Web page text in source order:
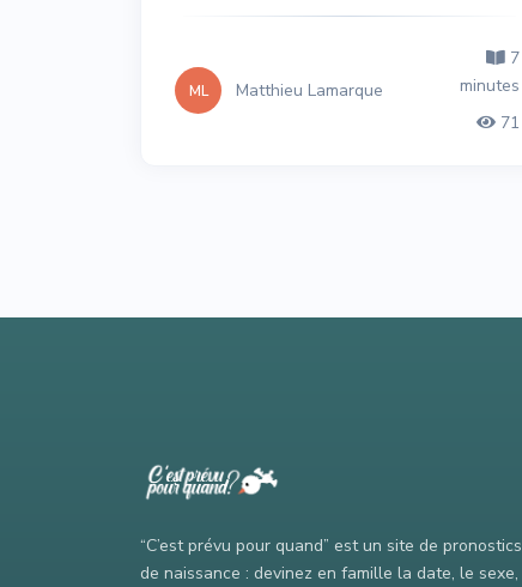
ML Matthieu Lamarque
7
minutes
71
“C’est prévu pour quand” est un site de pronostics
de naissance : devinez en famille la date, le sexe,